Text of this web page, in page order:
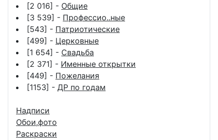
[2 016] - Общие
[3 539] - Профессио..ные
[543] - Патриотические
[499] - Церковные
[1 654] - Свадьба
[2 371] - Именные открытки
[449] - Пожелания
[1153] - ДР по годам
Надписи
Обои,фото
Раскраски